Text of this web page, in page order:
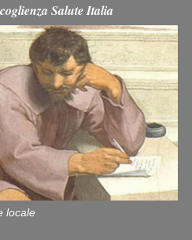
Salute Italia
locale